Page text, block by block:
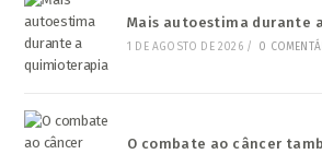
Mais autoestima durante
1 DE AGOSTO DE 2026 / 0
O combate ao câncer